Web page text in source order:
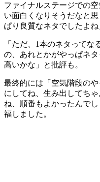
ファイナルステージでの
い面白くなりそうだなと
ぱり良質なネタでしたよね
「ただ、1本のネタってな
の、あれとかがやっぱネ
高いかな」と批評も。
最終的には「空気階段の
にしてね、生み出してち
ね、順番もよかったんで
福しました。